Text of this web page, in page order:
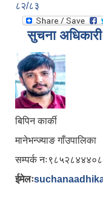
८२/८३
सुचना अधिकारी
बिपिन कार्की
मानेभन्ज्याङ गाँउपालिका
सम्पर्क नः९८५२८४४४०८
ईमेलः